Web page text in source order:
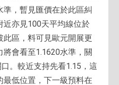
準，暫見匯價在於此區糾
近亦見100天平均線位於
此區，料可見歐元開展更
會看至1.1620水準，關
。較近支持先看1.15，這
低位置，下一級預料在